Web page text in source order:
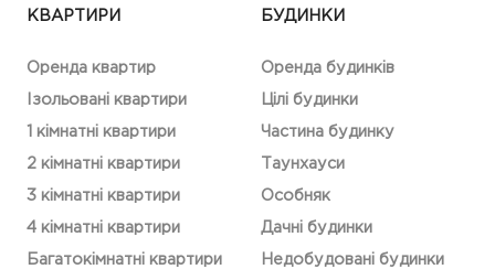
КВАРТИРИ
Оренда квартир
Ізольовані квартири
1 кімнатні квартири
2 кімнатні квартири
3 кімнатні квартири
4 кімнатні квартири
Багатокімнатні квартири
БУДИНКИ
Оренда будинків
Цілі будинки
Частина будинку
Таунхауси
Особняк
Дачні будинки
Недобудовані будинки